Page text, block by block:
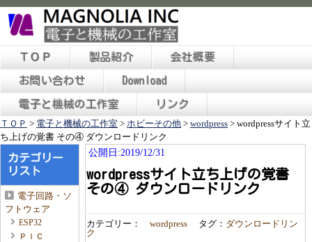
ＴＯＰ 製品紹介 会社概要
お問い合わせ Download
電子と機械の工作室 リンク
ＴＯＰ > 電子と機械の工作室 > ホビーその他 > wordpress > wordpressサイト立
ち上げの覚書 その④ ダウンロードリンク
カテゴリー
リスト
電子回路・ソ
フトウェア
ESP32
ＰＩＣ
公開日:2019/12/31
wordpressサイト立ち上げの覚書
その④ ダウンロードリンク
カテゴリー： wordpressタグ： ダウンロードリン
ク